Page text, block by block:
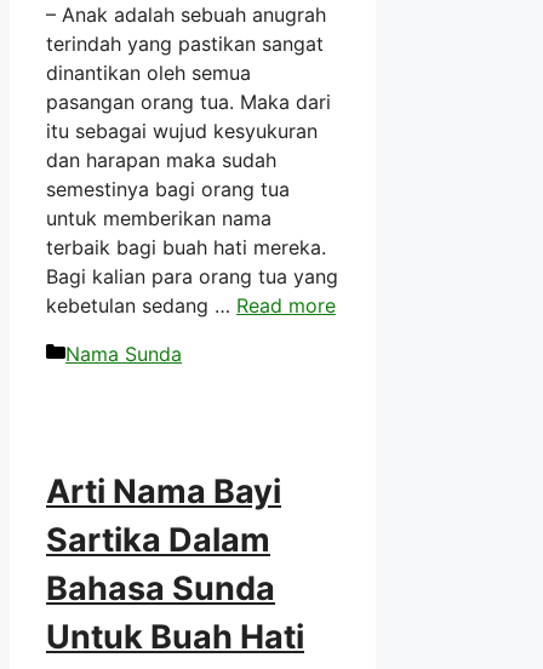
– Anak adalah sebuah anugrah
terindah yang pastikan sangat
dinantikan oleh semua
pasangan orang tua. Maka dari
itu sebagai wujud kesyukuran
dan harapan maka sudah
semestinya bagi orang tua
untuk memberikan nama
terbaik bagi buah hati mereka.
Bagi kalian para orang tua yang
kebetulan sedang … Read more
Kategori
Nama Sunda
Arti Nama Bayi
Sartika Dalam
Bahasa Sunda
Untuk Buah Hati